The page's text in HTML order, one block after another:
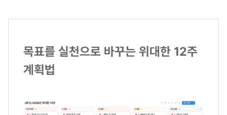
목표를 실천으로 바꾸는 위대한 12주
계획법